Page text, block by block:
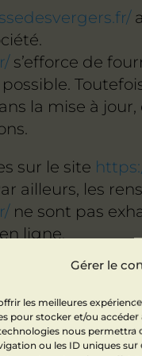
Gérer le
les meilleures
pour stocker et/ou
nous
ou les ID uniques
s’efforce de
la mise à
sur le site
ailleurs, les
ne sont pas
ligne.
les données
responsable